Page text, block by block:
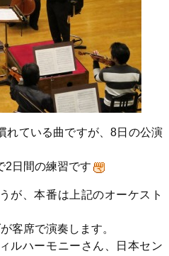
れている曲ですが、8日の公演
2日間の練習です
が、本番は上記のオーケスト
客席で演奏します。
ルハーモニーさん、日本セン